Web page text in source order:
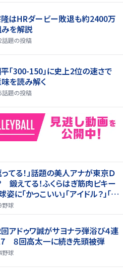
隆はHRダービー敗退も約2400万
を解説
話題の投稿
平「300-150」に史上2位の速さで
を読み解く
話題の投稿
てる！」話題の美人アナが東京Ｄ
えてる！ふくらはぎ筋肉ピキー
「かっこいい」「アイドル？」「女
野球
回アドゥワ誠がサヨナラ弾浴び４連
８回高太一に続き先頭被弾
野球